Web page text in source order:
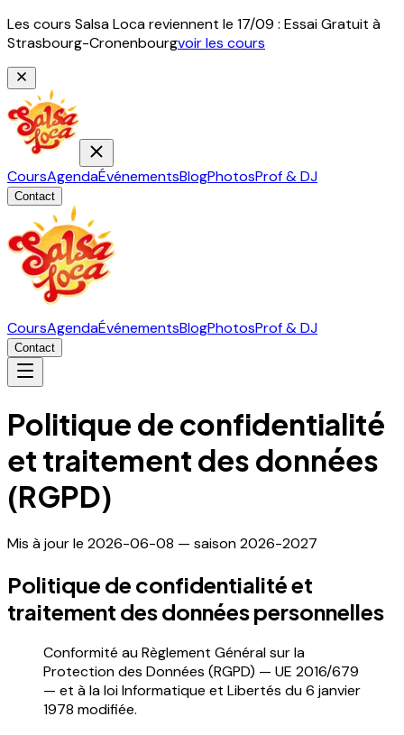
Les cours Salsa Loca reviennent le 17/09 : Essai Gratuit à
Strasbourg-Cronenbourgvoir les cours
CoursAgendaÉvénementsBlogPhotosProf & DJ
Contact
CoursAgendaÉvénementsBlogPhotosProf & DJ
Contact
Politique de confidentialité
et traitement des données
(RGPD)
Mis à jour le 2026-06-08 — saison 2026-2027
Politique de confidentialité et
traitement des données personnelles
Conformité au Règlement Général sur la
Protection des Données (RGPD) — UE 2016/679
— et à la loi Informatique et Libertés du 6 janvier
1978 modifiée.